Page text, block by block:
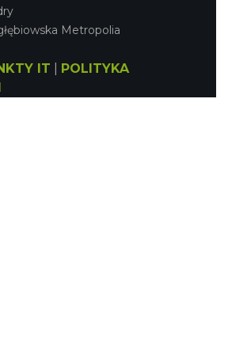
Metropolia
IT
POLITYKA